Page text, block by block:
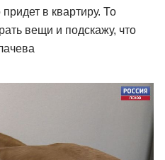
придет в квартиру. То
вещи и подскажу, что